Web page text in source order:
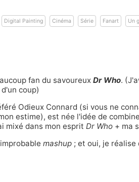
Digital Painting Cinéma Série Fanart Un
fan du savoureux Dr Who.
coup)
Odieux Connard (si vous ne
estime), est née l'idée de
mixé dans mon esprit Dr Who + ma
mashup ; et oui, je réalise